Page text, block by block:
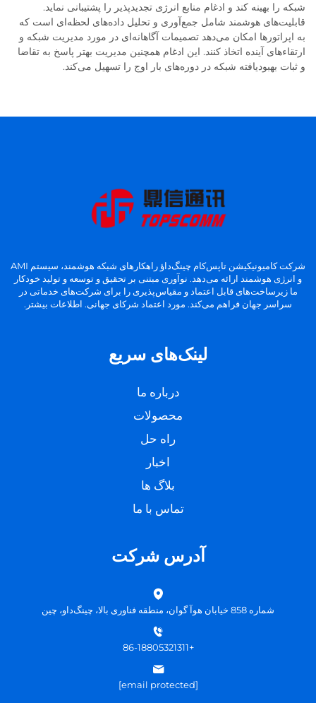
شبکه را بهینه کند و ادغام منابع انرژی تجدیدپذیر را پشتیبانی نماید.
قابلیت‌های هوشمند شامل جمع‌آوری و تحلیل داده‌های لحظه‌ای است که
به اپراتورها امکان می‌دهد تصمیمات آگاهانه‌ای در مورد مدیریت شبکه و
ارتقاء‌های آینده اتخاذ کنند. این ادغام همچنین مدیریت بهتر پاسخ به تقاضا
و ثبات بهبودیافته شبکه در دوره‌های بار اوج را تسهیل می‌کند.
شرکت کامیونیکیشن تاپس‌کام چینگ‌داؤ راهکارهای شبکه هوشمند، سیستم AMI
و انرژی هوشمند ارائه می‌دهد. نوآوری مبتنی بر تحقیق و توسعه و تولید خودکار
ما زیرساخت‌های قابل اعتماد و مقیاس‌پذیری را برای شرکت‌های خدماتی در
سراسر جهان فراهم می‌کند. مورد اعتماد شرکای جهانی. اطلاعات بیشتر.
لینک‌های سریع
درباره ما
محصولات
راه حل
اخبار
بلاگ ها
تماس با ما
آدرس شرکت
شماره 858 خیابان هوآ گوان، منطقه فناوری بالا، چینگ‌داو، چین
+86-18805321311
[email protected]